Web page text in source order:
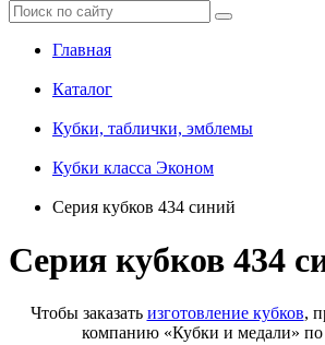
Главная
Каталог
Кубки, таблички, эмблемы
Кубки класса Эконом
Серия кубков 434 синий
Серия кубков 434
Чтобы заказать изготовление кубков,
компанию «Кубки и медали» по